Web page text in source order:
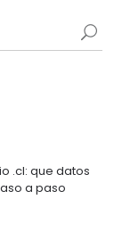
.cl: que datos
a paso